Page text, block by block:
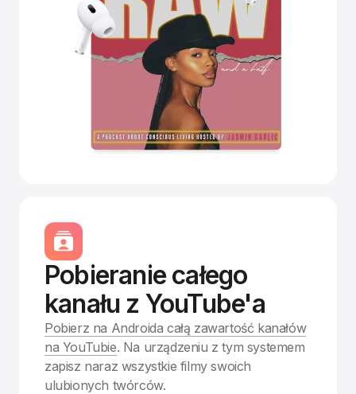
Pobieranie całego
kanału z YouTube'a
Pobierz na Androida całą zawartość kanałów
na YouTubie. Na urządzeniu z tym systemem
zapisz naraz wszystkie filmy swoich
ulubionych twórców.